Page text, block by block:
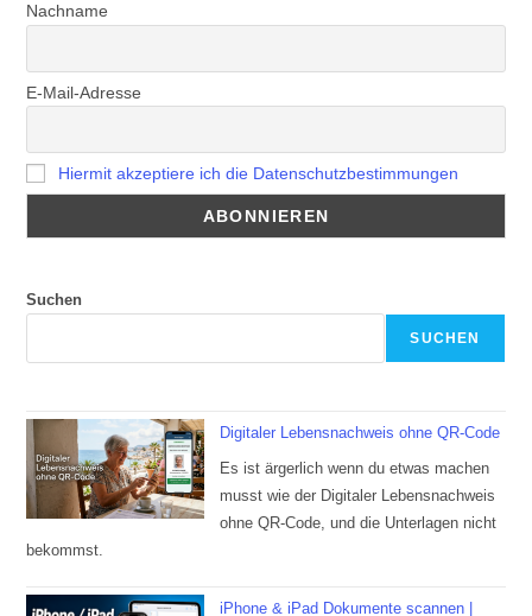
Nachname
E-Mail-Adresse
Hiermit akzeptiere ich die Datenschutzbestimmungen
Suchen
SUCHEN
Digitaler Lebensnachweis ohne QR-Code
Es ist ärgerlich wenn du etwas machen
musst wie der Digitaler Lebensnachweis
ohne QR-Code, und die Unterlagen nicht
bekommst.
iPhone & iPad Dokumente scannen |